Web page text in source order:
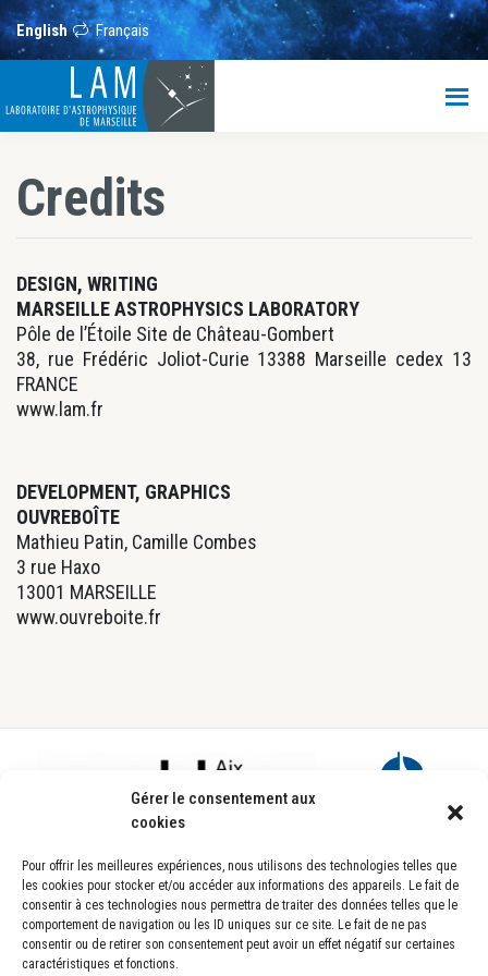
Gérer le consentement aux
cookies
Pour offrir les meilleures expériences, nous utilisons des technologies telles que
les cookies pour stocker et/ou accéder aux informations des appareils. Le fait de
consentir à ces technologies nous permettra de traiter des données telles que le
comportement de navigation ou les ID uniques sur ce site. Le fait de ne pas
consentir ou de retirer son consentement peut avoir un effet négatif sur certaines
caractéristiques et fonctions.
to
main
content
to
footer
English Français
Marseille
Credits
DESIGN, WRITING
MARSEILLE ASTROPHYSICS LABORATORY
Pôle de l’Étoile Site de Château-Gombert
38, rue Frédéric Joliot-Curie 13388 Marseille cedex 13
FRANCE
www.lam.fr
DEVELOPMENT, GRAPHICS
OUVREBOÎTE
Mathieu Patin, Camille Combes
3 rue Haxo
13001 MARSEILLE
www.ouvreboite.fr